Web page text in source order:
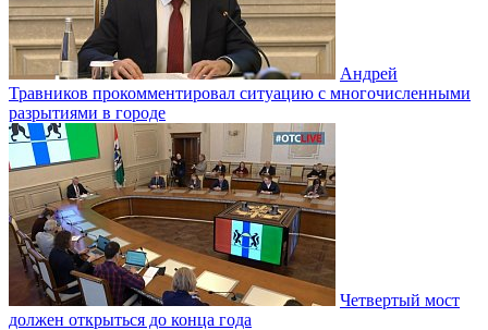
Андрей
Травников прокомментировал ситуацию с многочисленными
разрытиями в городе
Четвертый мост
должен открыться до конца года